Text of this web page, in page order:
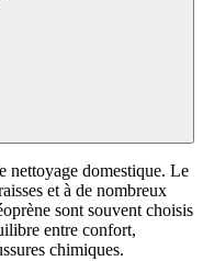
nettoyage domestique. Le
et à de nombreux
sont souvent choisis
entre confort,
chimiques.